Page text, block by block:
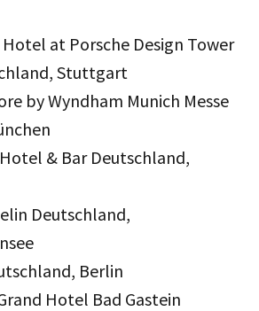
Hotel at Porsche Design Tower
Stuttgart
by Wyndham Munich Messe
& Bar Deutschland,
Deutschland,
Berlin
Hotel Bad Gastein